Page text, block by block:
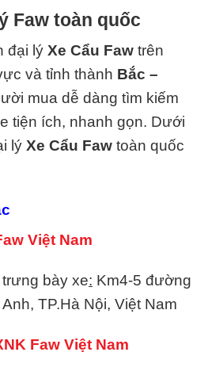
Faw toàn quốc
đại lý Xe Cẩu Faw trên
và tỉnh thành Bắc –
mua dễ dàng tìm kiếm
tiện ích, nhanh gọn. Dưới
lý Xe Cẩu Faw toàn quốc
Việt Nam
bày xe: Km4-5 đường
TP.Hà Nội, Việt Nam
Faw Việt Nam